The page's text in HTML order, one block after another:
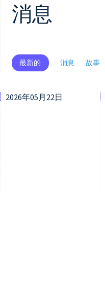
消息
最新的 消息 故事
2026年05月22日